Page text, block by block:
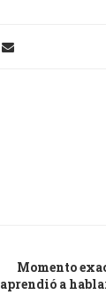
Momento
aprendió a